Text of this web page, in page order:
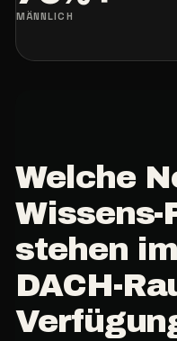
MÄNNLICH
Welche
Wissens-
stehen im
DACH-